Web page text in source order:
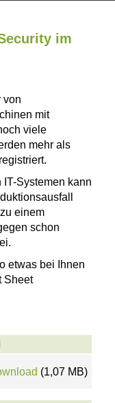
im
von
mit
viele
mehr als
Systemen kann
einem
schon
etwas bei Ihnen
Sheet
(1,07 MB)